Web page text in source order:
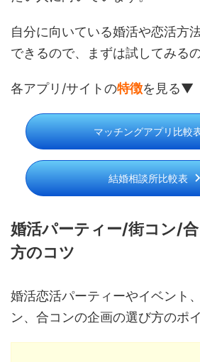
自分に向いている婚活や恋活方
できるので、まずは試してみる
各アプリ/サイトの特徴を見る▼
マッチングアプリ比較
結婚相談所比較表
婚活パーティー/街コン/
方のコツ
婚活恋活パーティーやイベント
ン、合コンの企画の選び方のポ